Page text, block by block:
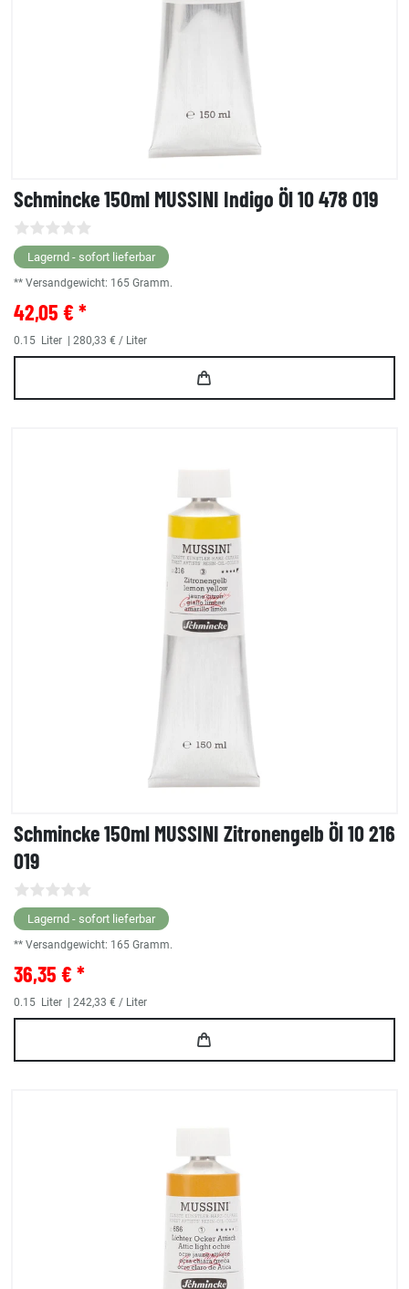
Schmincke 150ml MUSSINI Indigo Öl 10 478 019
Lagernd - sofort lieferbar
** Versandgewicht: 165 Gramm.
42,05 € *
0.15 Liter | 280,33 € / Liter
Schmincke 150ml MUSSINI Zitronengelb Öl 10 216
019
Lagernd - sofort lieferbar
** Versandgewicht: 165 Gramm.
36,35 € *
0.15 Liter | 242,33 € / Liter